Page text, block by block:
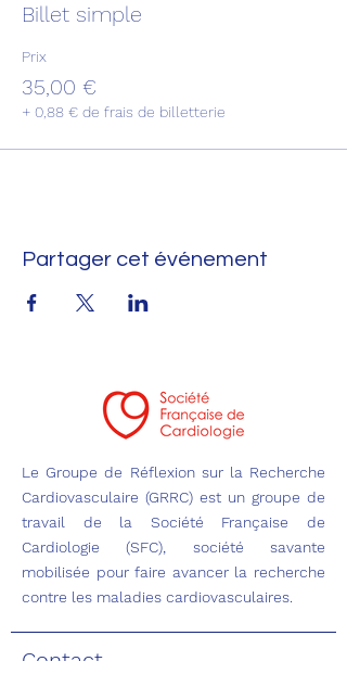
Billet simple
Prix
35,00 €
+ 0,88 € de frais de billetterie
Partager cet événement
Le Groupe de Réflexion sur la Recherche
Cardiovasculaire (GRRC) est un groupe de
travail de la Société Française de
Cardiologie (SFC), société savante
mobilisée pour faire avancer la recherche
contre les maladies cardiovasculaires.
Contact